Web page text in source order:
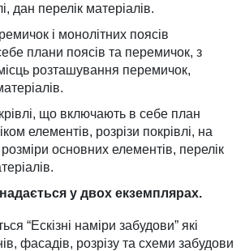
дан перелік матеріалів.
і монолітних поясів
плани поясів та перемичок, з
розташування перемичок,
що включають в себе план
елементів, розрізи покрівлі, на
основних елементів, перелік
у двох екземплярах.
“Ескізні наміри забудови” які
фасадів, розрізу та схеми забудови